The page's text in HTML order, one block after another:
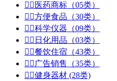
  医药商标（05类）
 方便食品（30类）
 科学仪器（09类）
  日化用品（03类）
 餐饮住宿（43类）
  广告销售（35类）
 健身器材 (28类)